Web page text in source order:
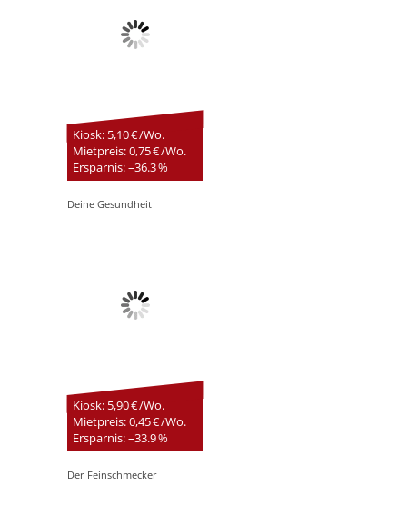
Kiosk: 5,10 € /Wo.
Mietpreis: 0,75 € /Wo.
Ersparnis: –36.3 %
Deine Gesundheit
Kiosk: 5,90 € /Wo.
Mietpreis: 0,45 € /Wo.
Ersparnis: –33.9 %
Der Feinschmecker